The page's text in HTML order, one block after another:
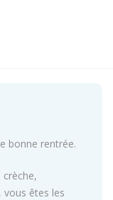
bonne rentrée.
crèche,
vous êtes les